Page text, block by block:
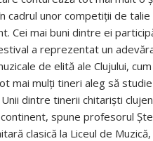
unor competiții de talie
Cei mai buni dintre ei
a reprezentat un
de elită ale Clujului,
mai mulți tineri aleg să
dintre tinerii chitariști
spune profesorul
clasică la Liceul de